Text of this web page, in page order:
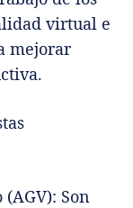
virtual e
mejorar
Son